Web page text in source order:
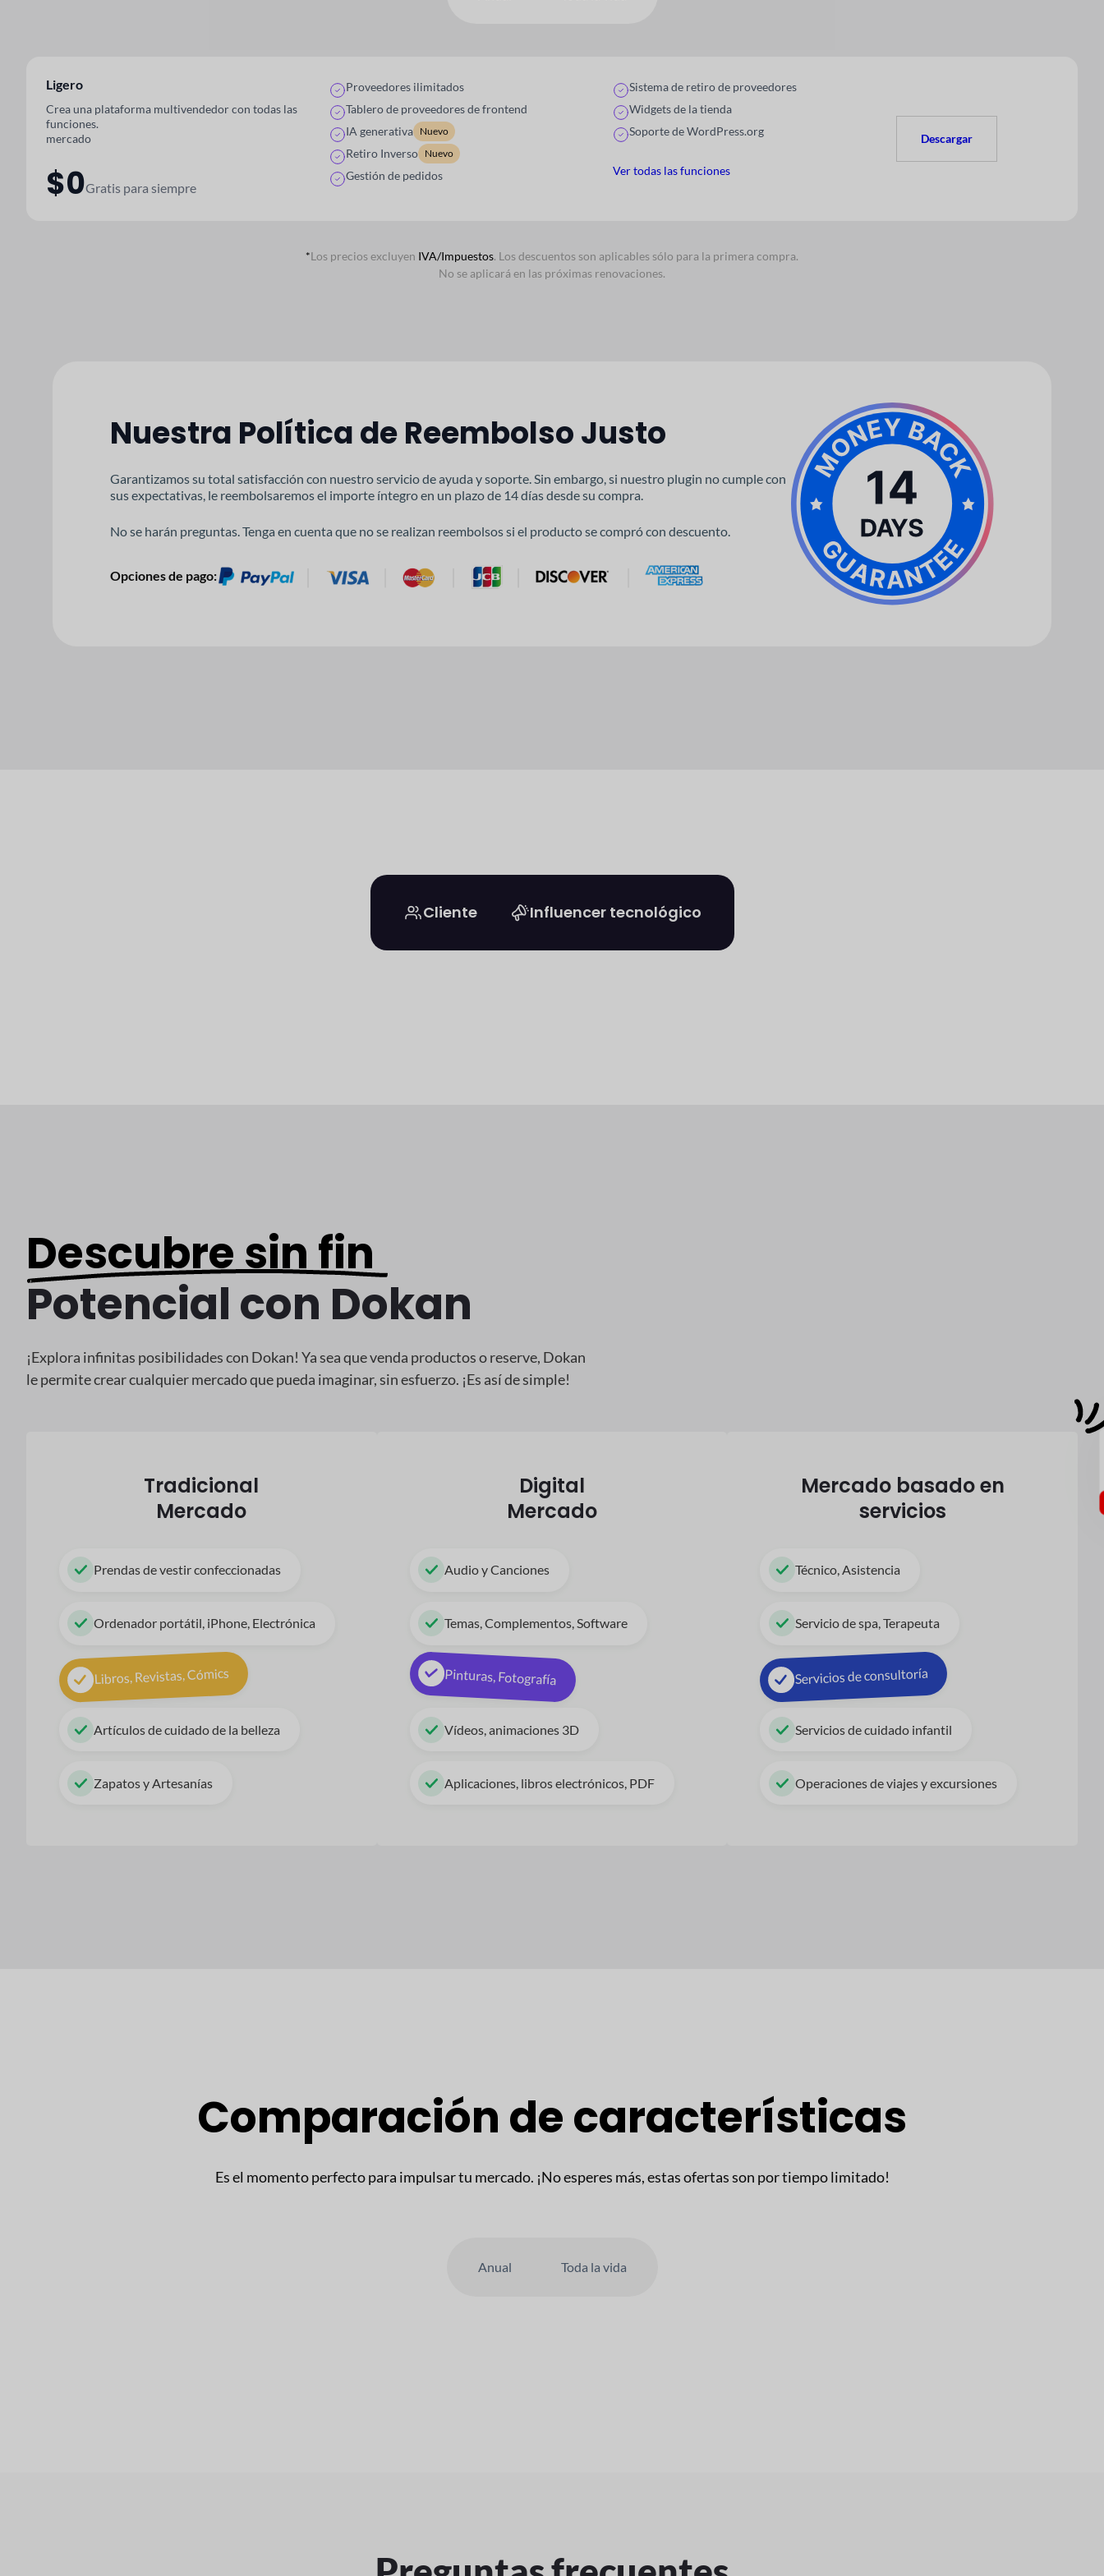
Ligero
Crea una plataforma multivendedor con todas las
funciones.
mercado
$0Gratis para siempre
Proveedores ilimitados
Tablero de proveedores de frontend
IA generativa
Nuevo
Retiro Inverso Nuevo
Gestión de pedidos
Sistema de retiro de proveedores
Widgets de la tienda
Soporte de WordPress.org
Ver todas las funciones
Descargar
*Los precios excluyen IVA/Impuestos. Los descuentos son aplicables sólo para la primera compra.
No se aplicará en las próximas renovaciones.
Nuestra Política de Reembolso Justo
Garantizamos su total satisfacción con nuestro servicio de ayuda y soporte. Sin embargo, si nuestro plugin no cumple con
sus expectativas, le reembolsaremos el importe íntegro en un plazo de 14 días desde su compra.
No se harán preguntas. Tenga en cuenta que no se realizan reembolsos si el producto se compró con descuento.
Opciones de pago:
Cliente Influencer tecnológico
Descubre sin fin
Potencial con Dokan
¡Explora infinitas posibilidades con Dokan! Ya sea que venda productos o reserve, Dokan
le permite crear cualquier mercado que pueda imaginar, sin esfuerzo. ¡Es así de simple!
Tradicional
Mercado
Prendas de vestir confeccionadas
Ordenador portátil, iPhone, Electrónica
Libros, Revistas, Cómics
Artículos de cuidado de la belleza
Zapatos y Artesanías
Digital
Mercado
Audio y Canciones
Temas, Complementos, Software
Pinturas, Fotografía
Vídeos, animaciones 3D
Aplicaciones, libros electrónicos, PDF
Mercado basado en
servicios
Técnico, Asistencia
Servicio de spa, Terapeuta
Servicios de consultoría
Servicios de cuidado infantil
Operaciones de viajes y excursiones
Comparación de características
Es el momento perfecto para impulsar tu mercado. ¡No esperes más, estas ofertas son por tiempo limitado!
Anual Toda la vida